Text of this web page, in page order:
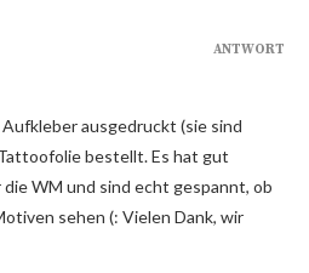
ausgedruckt (sie sind
bestellt. Es hat gut
WM und sind echt gespannt, ob
sehen (: Vielen Dank, wir
ANTWORT